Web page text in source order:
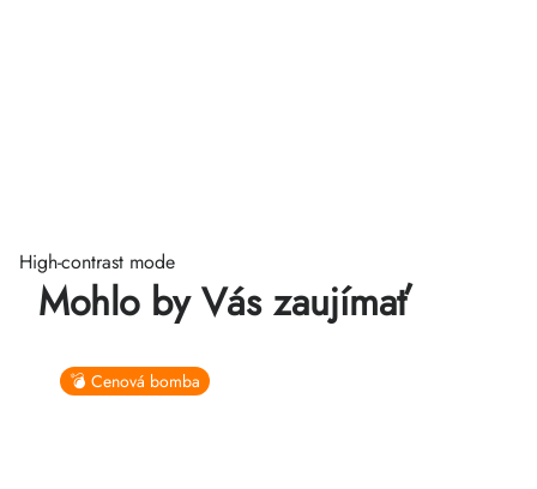
High-contrast mode
Mohlo by Vás zaujímať
💣 Cenová bomba